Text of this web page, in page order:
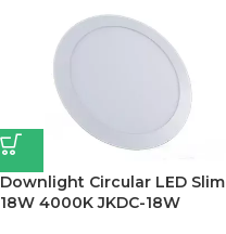
Downlight Circular LED Slim
18W 4000K JKDC-18W